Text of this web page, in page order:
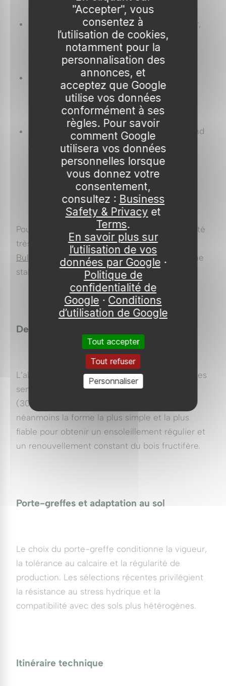
Résistance aux excès climatiques
: chaleur,
sécheresse, gel tardif.
Destination gustative: frais, confitures,
pâtisserie.
Vigueur et port
: selon qu’il s’agit d’un grand
jardin ou d’une terrasse.
Pour les régions chaudes et sèches, une variété
très bien adaptée aux étés intenses comme
Bulida
assure des fruits généreux et une bonne
stabilité en sucre.
Densités et formes de conduite
L’abricotier passe progressivement de systèmes
semi-extensifs vers des vergers plus intensifs
(300 à 500 arbres/ha). Le gobelet aéré reste
néanmoins la forme la plus simple et la plus
fiable pour obtenir un ensoleillement régulier et
un renouvellement constant du bois fructifère.
Porte-greffes et adaptation au sol
Le choix du porte-greffe conditionne la vigueur,
la tolérance au calcaire et la régularité de
production. Les sélections récentes privilégient
la résistance au stress hydrique et la
compatibilité avec des sols plus hétérogènes.
Itinéraire technique
"Accepter", vous
consentez à
l’utilisation de cookies,
notamment pour la
personnalisation des
annonces, et
acceptez que Google
utilise vos données
conformément à ses
règles. Pour savoir
comment Google
utilisera vos données
personnelles lorsque
vous donnez votre
consentement,
consultez : Business
Safety & Privacy et
Terms.
En savoir plus sur
l’utilisation de vos
données par Google ·
Politique de
confidentialité de
Google · Conditions
d’utilisation de Google
Tout accepter
Tout refuser
Personnaliser